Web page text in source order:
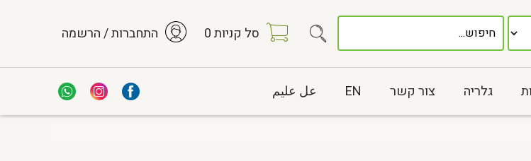
סל קניות0 התחברות / הרשמה
גלריה צור קשר EN عل عليم